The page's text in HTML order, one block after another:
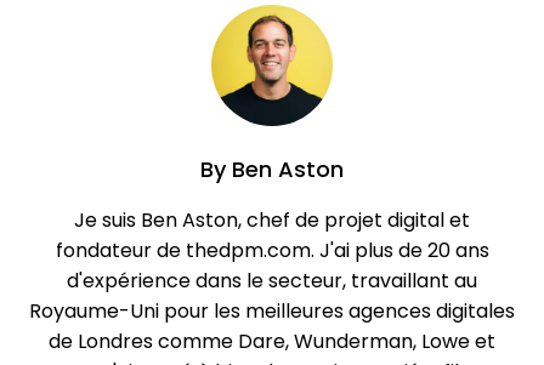
ByBen Aston
Je suis Ben Aston, chef de projet digital et
fondateur de thedpm.com. J'ai plus de 20 ans
d'expérience dans le secteur, travaillant au
Royaume-Uni pour les meilleures agences digitales
de Londres comme Dare, Wunderman, Lowe et